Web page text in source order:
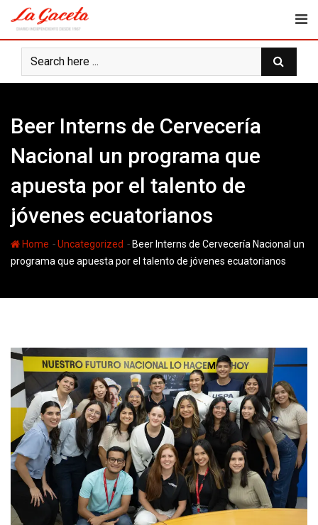
content
Beer Interns de Cervecería
Nacional un programa que
apuesta por el talento de
jóvenes ecuatorianos
Home -Uncategorized - Beer Interns de Cervecería Nacional un
programa que apuesta por el talento de jóvenes ecuatorianos